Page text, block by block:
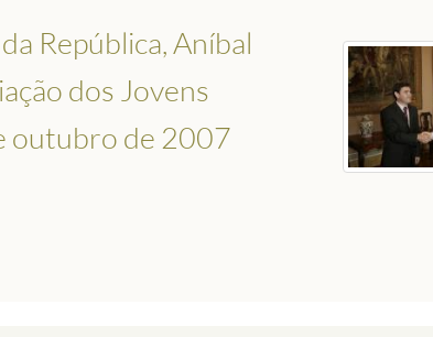
República, Aníbal
dos Jovens
outubro de 2007